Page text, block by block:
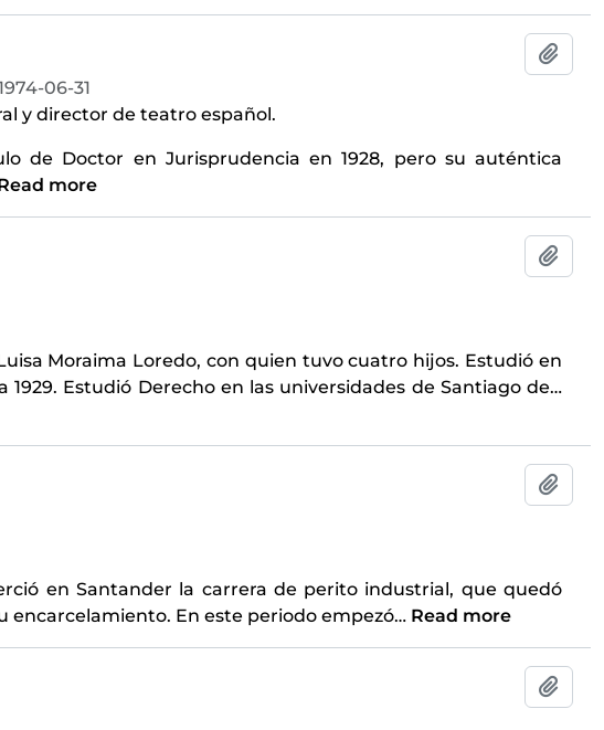
06-31
y director de teatro español.
de Doctor en Jurisprudencia en 1928, pero su auténtica
more
Moraima Loredo, con quien tuvo cuatro hijos. Estudió en
1929. Estudió Derecho en las universidades de Santiago de…
en Santander la carrera de perito industrial, que quedó
encarcelamiento. En este periodo empezó… Read more